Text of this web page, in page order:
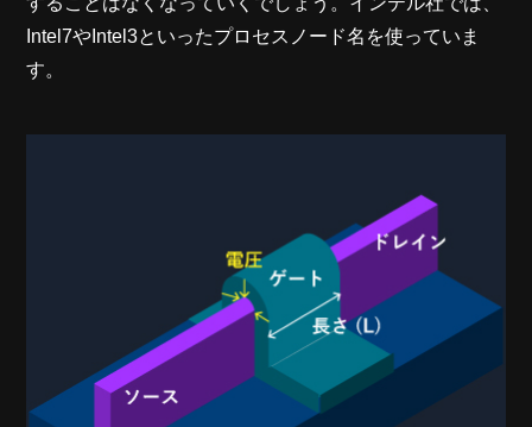
Intel7やIntel3といったプロセスノード名を使っていま
す。